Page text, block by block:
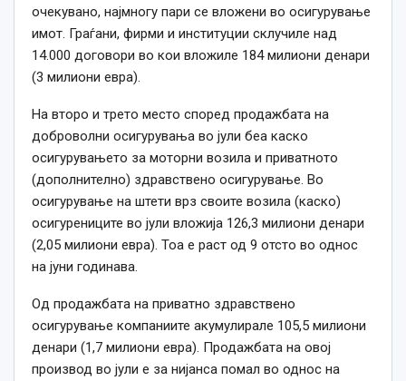
очекувано, најмногу пари се вложени во осигурување
имот. Граѓани, фирми и институции склучиле над
14.000 договори во кои вложиле 184 милиони денари
(3 милиони евра).
На второ и трето место според продажбата на
доброволни осигурувања во јули беа каско
осигурувањето за моторни возила и приватното
(дополнително) здравствено осигурување. Во
осигурување на штети врз своите возила (каско)
осигурениците во јули вложија 126,3 милиони денари
(2,05 милиони евра). Тоа е раст од 9 отсто во однос
на јуни годинава.
Од продажбата на приватно здравствено
осигурување компаниите акумулирале 105,5 милиони
денари (1,7 милиони евра). Продажбата на овој
производ во јули е за нијанса помал во однос на